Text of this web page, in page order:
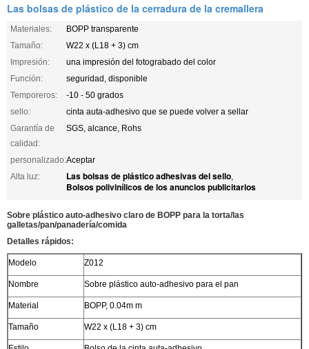
Las bolsas de plástico de la cerradura de la cremallera
Materiales:
BOPP transparente
Tamaño:
W22 x (L18 + 3) cm
Impresión:
una impresión del fotograbado del color
Función:
seguridad, disponible
Temporeros:
-10 - 50 grados
sello:
cinta auta-adhesivo que se puede volver a sellar
Garantía de
calidad:
SGS, alcance, Rohs
personalizado:Aceptar
Alta luz:
Las bolsas de plástico adhesivas del sello,
Bolsos polivinílicos de los anuncios publicitarios
Sobre plástico auto-adhesivo claro de BOPP para la torta/las
galletas/pan/panadería/comida
Detalles rápidos:
Modelo Z012
Nombre Sobre plástico auto-adhesivo para el pan
Material BOPP, 0.04m m
Tamaño W22 x (L18 + 3) cm